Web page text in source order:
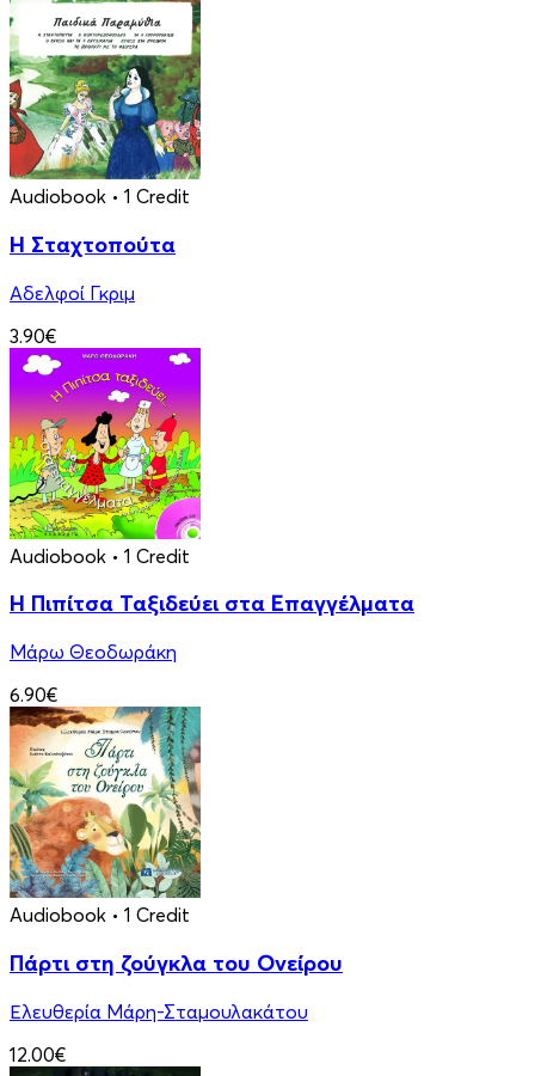
Audiobook • 1 Credit
Η Σταχτοπούτα
Αδελφοί Γκριμ
3.90€
Audiobook • 1 Credit
Η Πιπίτσα Ταξιδεύει στα Επαγγέλματα
Μάρω Θεοδωράκη
6.90€
Audiobook • 1 Credit
Πάρτι στη ζούγκλα του Ονείρου
Ελευθερία Μάρη-Σταμουλακάτου
12.00€